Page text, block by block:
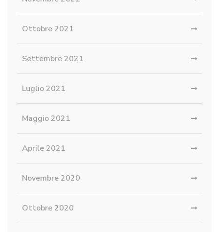
Ottobre 2021
Settembre 2021
Luglio 2021
Maggio 2021
Aprile 2021
Novembre 2020
Ottobre 2020